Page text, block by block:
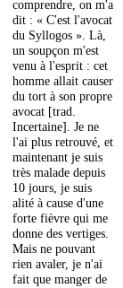
comprendre, on m'a
dit : « C'est l'avocat
du Syllogos ». Là,
un soupçon m'est
venu à l'esprit : cet
homme allait causer
du tort à son propre
avocat [trad.
Incertaine]. Je ne
l'ai plus retrouvé, et
maintenant je suis
très malade depuis
10 jours, je suis
alité à cause d'une
forte fièvre qui me
donne des vertiges.
Mais ne pouvant
rien avaler, je n'ai
fait que manger de